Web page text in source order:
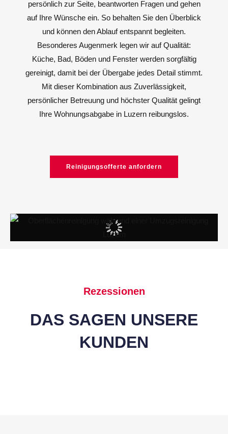
persönlich zur Seite, beantworten Fragen und gehen
auf Ihre Wünsche ein. So behalten Sie den Überblick
und können den Ablauf entspannt begleiten.
Besonderes Augenmerk legen wir auf Qualität:
Küche, Bad, Böden und Fenster werden sorgfältig
gereinigt, damit bei der Übergabe jedes Detail stimmt.
Mit dieser Kombination aus Zuverlässigkeit,
persönlicher Betreuung und höchster Qualität gelingt
Ihre Wohnungsabgabe in Luzern reibungslos.
Reinigungsofferte anfordern
Rezessionen
DAS SAGEN UNSERE
KUNDEN